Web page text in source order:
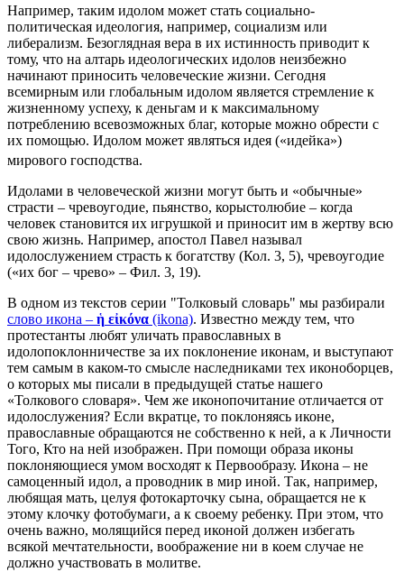
Например, таким идолом может стать социально-
политическая идеология, например, социализм или
либерализм. Безоглядная вера в их истинность приводит к
тому, что на алтарь идеологических идолов неизбежно
начинают приносить человеческие жизни. Сегодня
всемирным или глобальным идолом является стремление к
жизненному успеху, к деньгам и к максимальному
потреблению всевозможных благ, которые можно обрести с
их помощью. Идолом может являться идея («идейка»)
мирового господства.
Идолами в человеческой жизни могут быть и «обычные»
страсти – чревоугодие, пьянство, корыстолюбие – когда
человек становится их игрушкой и приносит им в жертву всю
свою жизнь. Например, апостол Павел называл
идолослужением страсть к богатству (Кол. 3, 5), чревоугодие
(«их бог – чрево» – Фил. 3, 19).
В одном из текстов серии "Толковый словарь" мы разбирали
слово икона – ἡ εἰκόνα (ikona). Известно между тем, что
протестанты любят уличать православных в
идолопоклонничестве за их поклонение иконам, и выступают
тем самым в каком-то смысле наследниками тех иконоборцев,
о которых мы писали в предыдущей статье нашего
«Толкового словаря». Чем же иконопочитание отличается от
идолослужения? Если вкратце, то поклоняясь иконе,
православные обращаются не собственно к ней, а к Личности
Того, Кто на ней изображен. При помощи образа иконы
поклоняющиеся умом восходят к Первообразу. Икона – не
самоценный идол, а проводник в мир иной. Так, например,
любящая мать, целуя фотокарточку сына, обращается не к
этому клочку фотобумаги, а к своему ребенку. При этом, что
очень важно, молящийся перед иконой должен избегать
всякой мечтательности, воображение ни в коем случае не
должно участвовать в молитве.